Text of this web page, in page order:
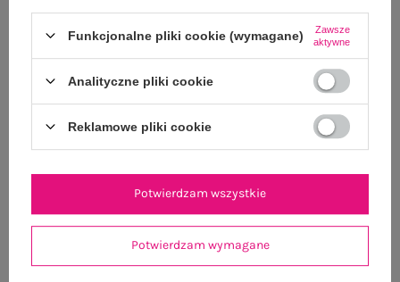
Wysyłkajutro
OPIS PRODUKTU
GŁÓWNE PARAMETRY
Funkcjonalne pliki cookie (wymagane)
Zawsze
aktywne
Analityczne pliki cookie
Reklamowe pliki cookie
Potwierdzam wymagane
Potwierdzam wszystkie